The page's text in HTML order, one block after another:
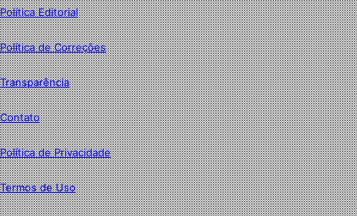
Política Editorial
Política de Correções
Transparência
Contato
Política de Privacidade
Termos de Uso